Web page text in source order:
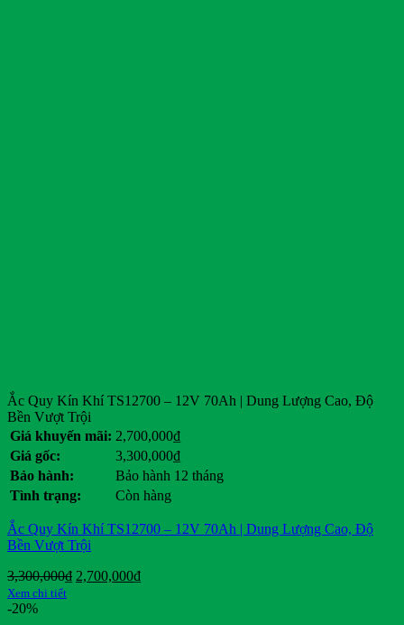
Ắc Quy Kín Khí TS12700 – 12V 70Ah | Dung Lượng Cao, Độ
Bền Vượt Trội
Giá khuyến mãi: 2,700,000₫
Giá gốc:
3,300,000₫
Bảo hành:
Bảo hành 12 tháng
Tình trạng:
Còn hàng
Ắc Quy Kín Khí TS12700 – 12V 70Ah | Dung Lượng Cao, Độ
Bền Vượt Trội
3,300,000₫ Giá
2,700,000₫Giá
Xem chi tiết
-20%